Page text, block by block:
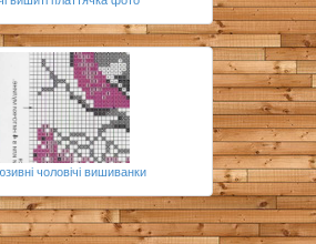
чоловічі вишиванки